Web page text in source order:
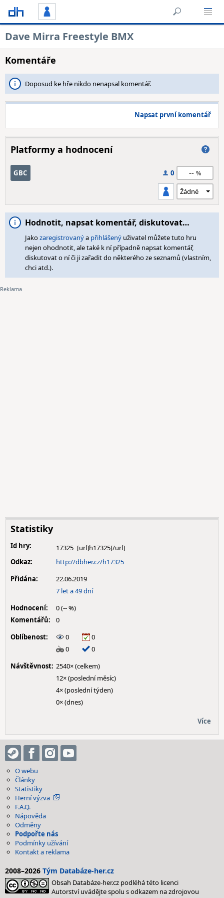
Dave Mirra Freestyle BMX
Komentáře
Doposud ke hře nikdo nenapsal komentář.
Napsat první komentář
Platformy a hodnocení
GBC 0 --
Hodnotit, napsat komentář, diskutovat…
Jakozaregistrovanýa přihlášený uživatel můžete tuto hru
nejen ohodnotit, ale také k ní případně napsat komentář,
diskutovat o ní či ji zařadit do některého ze seznamů (vlastním,
chci atd.).
Statistiky
Id hry:
17325
Odkaz:
http://dbher.cz/h17325
Přidána:
22.06.2019
7 let a 49 dní
Hodnocení:
0 (-- %)
Komentářů:
0
Oblíbenost:
0
0
0
0
Návštěvnost: 2540× (celkem)
12× (poslední měsíc)
4× (poslední týden)
0× (dnes)
Více
O webu
Články
Statistiky
Herní výzva
F.A.Q.
Nápověda
Odměny
Podpořte nás
Podmínky užívání
Kontakt a reklama
2008–2026 Tým Databáze-her.cz
Obsah Databáze-her.cz podléhá této licenci
Autorství uvádějte spolu s odkazem na zdrojovou